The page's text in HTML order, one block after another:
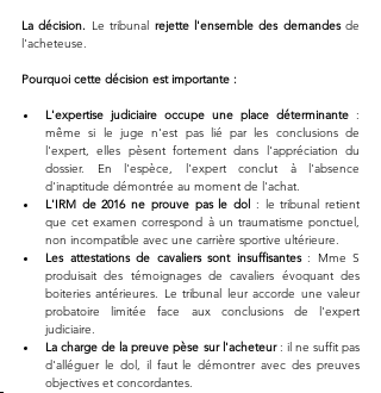
La décision. Le tribunal rejette l'ensemble des demandes de
l'acheteuse.
Pourquoi cette décision est importante :
L'expertise judiciaire occupe une place déterminante :
même si le juge n'est pas lié par les conclusions de
l'expert, elles pèsent fortement dans l'appréciation du
dossier. En l'espèce, l'expert conclut à l'absence
d'inaptitude démontrée au moment de l'achat.
L'IRM de 2016 ne prouve pas le dol
: le tribunal retient
que cet examen correspond à un traumatisme ponctuel,
non incompatible avec une carrière sportive ultérieure.
Les attestations de cavaliers sont insuffisantes : Mme S
produisait des témoignages de cavaliers évoquant des
boiteries antérieures. Le tribunal leur accorde une valeur
probatoire limitée face aux conclusions de l'expert
judiciaire.
La charge de la preuve pèse sur l'acheteur : il ne suffit pas
d'alléguer le dol, il faut le démontrer avec des preuves
objectives et concordantes.